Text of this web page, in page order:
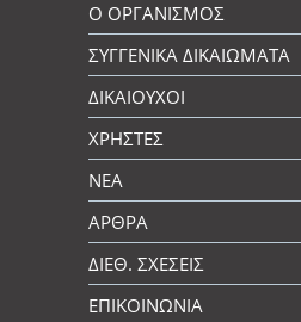
Ο ΟΡΓΑΝΙΣΜΟΣ
ΣΥΓΓΕΝΙΚΆ ΔΙΚΑΙΩΜΑΤΑ
ΔΙΚΑΙΟΥΧΟΙ
XΡΉΣΤΕΣ
ΝΕΑ
ΑΡΘΡΑ
ΔΙΕΘ. ΣΧΕΣΕΙΣ
ΕΠΙΚΟΙΝΩΝΊΑ